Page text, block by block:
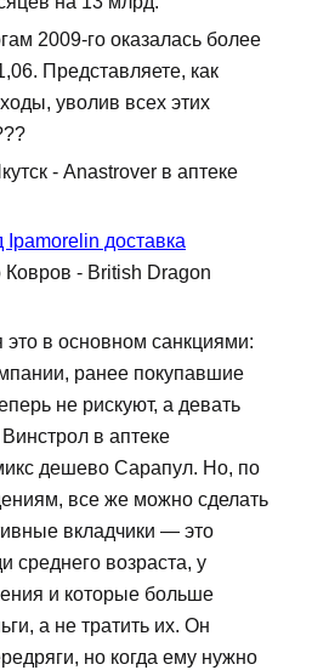
2009-го оказалась более
Представляете, как
уволив всех этих
- Anastrover в аптеке
Ipamorelin доставка
- British Dragon
это в основном санкциями:
ранее покупавшие
не рискуют, а девать
в аптеке
дешево Сарапул. Но, по
все же можно сделать
вкладчики — это
возраста, у
и которые больше
а не тратить их. Он
но когда ему нужно